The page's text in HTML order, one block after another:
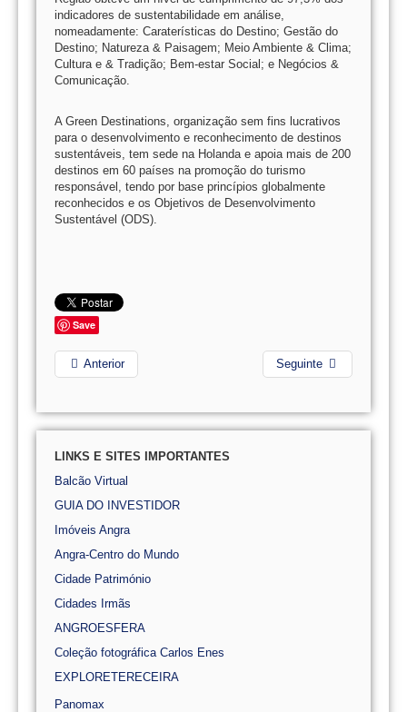
indicadores de sustentabilidade em análise,
nomeadamente: Caraterísticas do Destino; Gestão do
Destino; Natureza & Paisagem; Meio Ambiente & Clima;
Cultura e & Tradição; Bem-estar Social; e Negócios &
Comunicação.
A Green Destinations, organização sem fins lucrativos
para o desenvolvimento e reconhecimento de destinos
sustentáveis, tem sede na Holanda e apoia mais de 200
destinos em 60 países na promoção do turismo
responsável, tendo por base princípios globalmente
reconhecidos e os Objetivos de Desenvolvimento
Sustentável (ODS).
Save
Anterior Seguinte
LINKS E SITES IMPORTANTES
Balcão Virtual
GUIA DO INVESTIDOR
Imóveis Angra
Angra-Centro do Mundo
Cidade Património
Cidades Irmãs
ANGROESFERA
Coleção fotográfica Carlos Enes
EXPLORETERECEIRA
Panomax